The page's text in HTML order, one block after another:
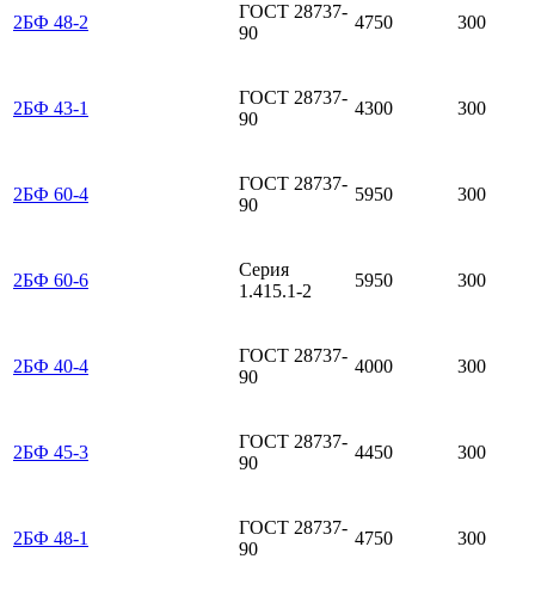
2БФ 48-2
ГОСТ 28737-
90
4750 300
2БФ 43-1
ГОСТ 28737-
90
4300 300
2БФ 60-4
ГОСТ 28737-
90
5950 300
2БФ 60-6
Серия
1.415.1-2
5950 300
2БФ 40-4
ГОСТ 28737-
90
4000 300
2БФ 45-3
ГОСТ 28737-
90
4450 300
2БФ 48-1
ГОСТ 28737-
90
4750 300